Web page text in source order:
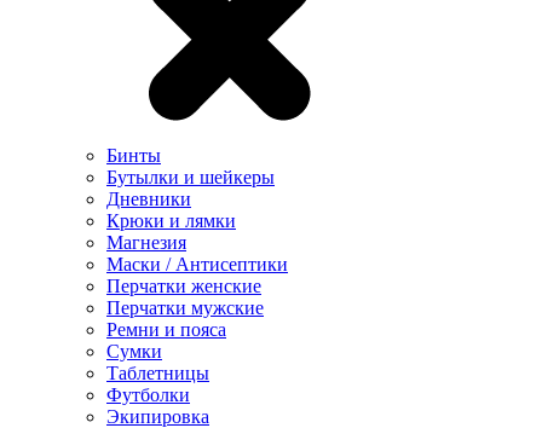
Бинты
Бутылки и шейкеры
Дневники
Крюки и лямки
Магнезия
Маски / Антисептики
Перчатки женские
Перчатки мужские
Ремни и пояса
Сумки
Таблетницы
Футболки
Экипировка